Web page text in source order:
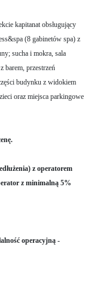
kapitanat obsługujący
(8 gabinetów spa) z
sucha i mokra, sala
barem, przestrzeń
budynku z widokiem
oraz miejsca parkingowe
z operatorem
z minimalną 5%
operacyjną -